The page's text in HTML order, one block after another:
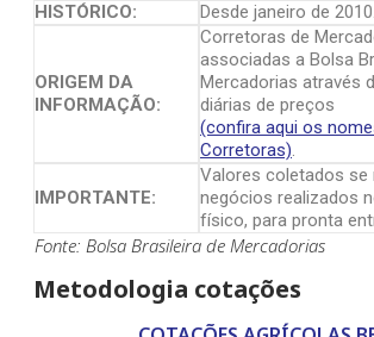
HISTÓRICO:
Desde janeiro de 2010.
ORIGEM DA
INFORMAÇÃO:
Corretoras de
associadas a Bolsa
Mercadorias através
diárias de preços
(confira aqui os
Corretoras).
IMPORTANTE:
Valores coletados se
negócios realizados
físico, para pronta
Fonte: Bolsa Brasileira de Mercadorias
Metodologia cotações